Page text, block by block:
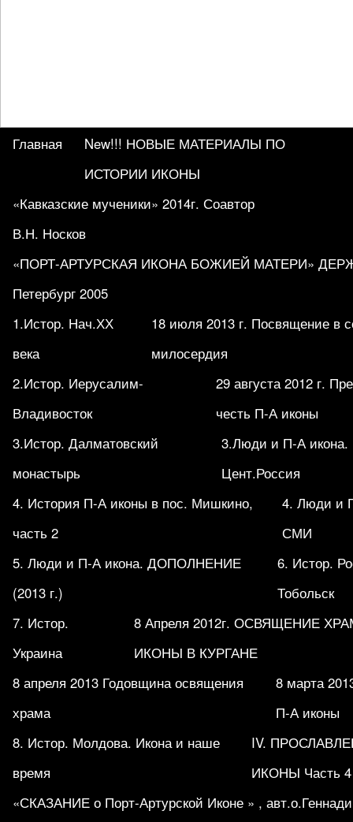
Главная
New!!! НОВЫЕ МАТЕРИАЛЫ ПО
ИСТОРИИ ИКОНЫ
«Кавказские мученики» 2014г. Соавтор
В.Н. Носков
«ПОРТ-АРТУРСКАЯ ИКОНА БОЖИЕЙ МАТЕРИ»
Петербург 2005
1.Истор. Нач.ХХ
века
18 июля 2013 г. Посвящение в
милосердия
2.Истор. Иерусалим-
Владивосток
29 августа 2012 г.
честь П-А иконы
3.Истор. Далматовский
монастырь
3.Люди и П-А икона.
Цент.Россия
4. История П-А иконы в пос. Мишкино,
часть 2
4. Люди и
СМИ
5. Люди и П-А икона. ДОПОЛНЕНИЕ
(2013 г.)
6. Истор.
Тобольск
7. Истор.
Украина
8 Апреля 2012г. ОСВЯЩЕНИЕ
ИКОНЫ В КУРГАНЕ
8 апреля 2013 Годовщина освящения
храма
8 марта
П-А иконы
8. Истор. Молдова. Икона и наше
время
IV.
ИКОНЫ Часть 4
«СКАЗАНИЕ о Порт-Артурской Иконе » ,